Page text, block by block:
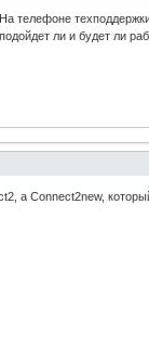
телефоне
ли и будет ли
а Connect2new,